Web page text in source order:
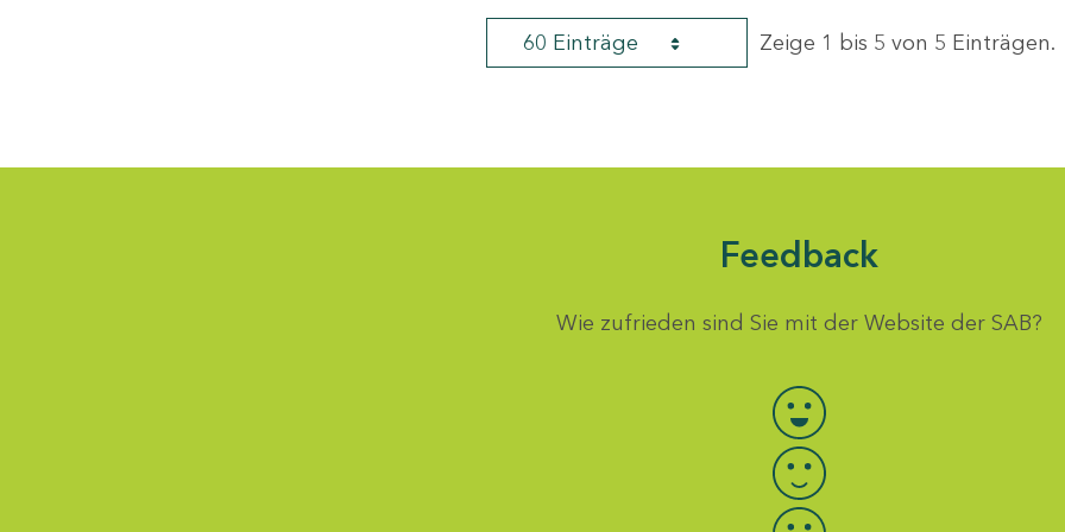
60 Einträge Zeige 1 bis 5 von 5 Einträgen.
Feedback
Wie zufrieden sind Sie mit der Website der SAB?
Bewertung auswählen